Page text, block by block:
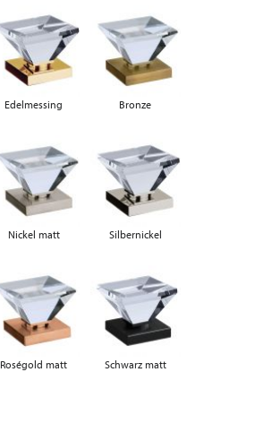
Edelmessing Bronze
Nickel matt Silbernickel
Roségold matt Schwarz matt